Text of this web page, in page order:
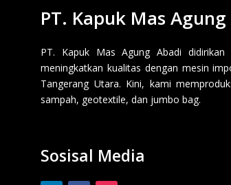
PT. Kapuk Mas
PT. Kapuk Mas Agung Abadi
meningkatkan kualitas dengan mesin
Tangerang Utara. Kini, kami
sampah, geotextile, dan jumbo bag.
Sosisal Media